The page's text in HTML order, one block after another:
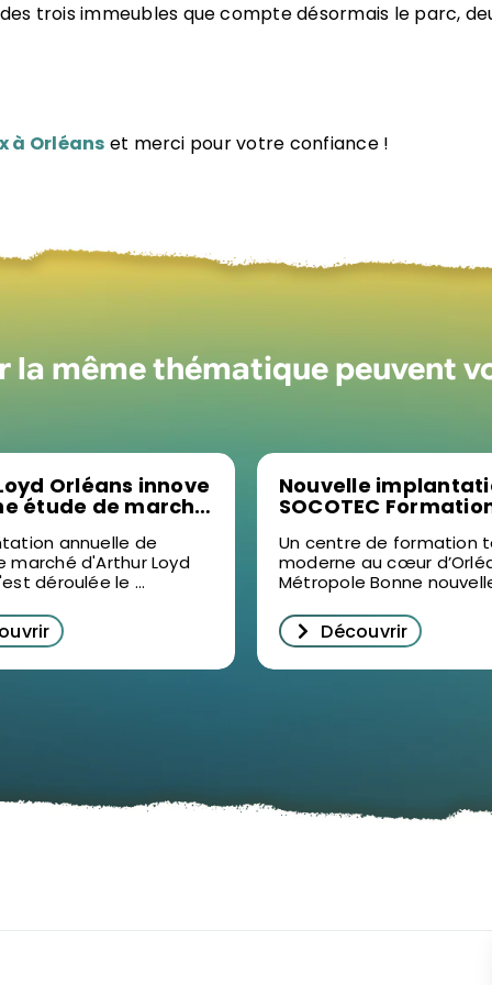
trois immeubles que compte désormais le parc,
à Orléans et merci pour votre confiance !
la même thématique peuvent
Orléans innove
étude de marché
d’entreprise à
annuelle de
marché d'Arthur Loyd
déroulée le ...
Nouvelle
SOCOTEC
formation
dans le Loiret
Un centre de formation
moderne au cœur
Métropole Bonne
Découvrir